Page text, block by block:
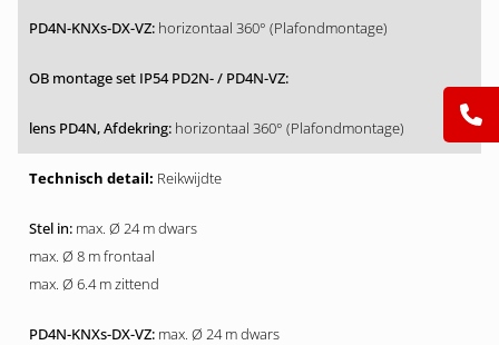
horizontaal 360° (Plafondmontage)
horizontaal 360° (Plafondmontage)
Reikwijdte
max. Ø 24 m dwars
max. Ø 8 m frontaal
max. Ø 6.4 m zittend
max. Ø 24 m dwars